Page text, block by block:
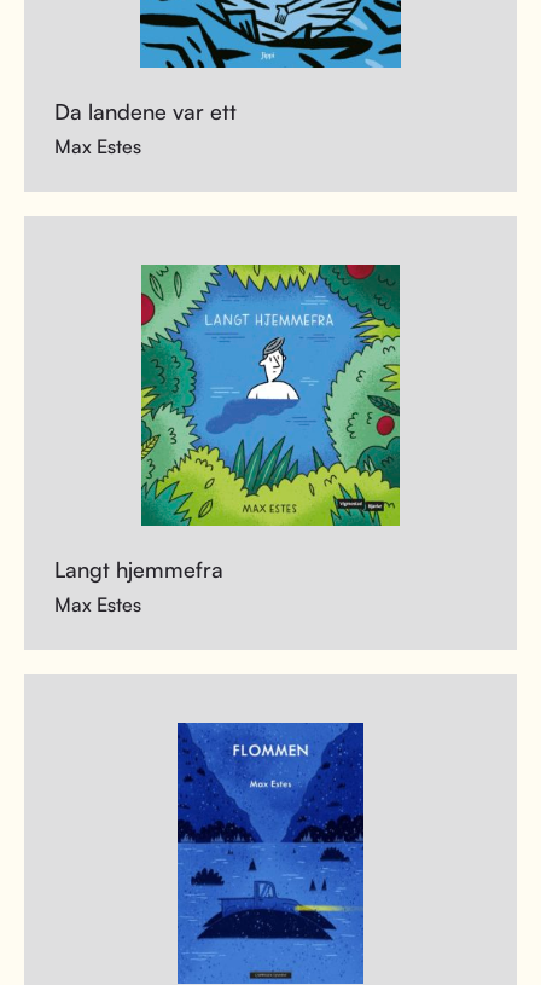
Da landene var ett
Max Estes
Langt hjemmefra
Max Estes